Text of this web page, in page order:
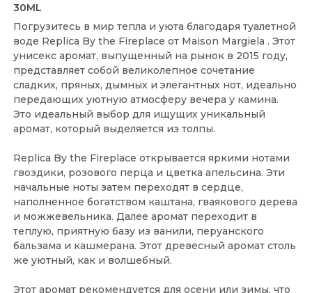
30ML
Погрузитесь в мир тепла и уюта благодаря туалетной
воде Replica By the Fireplace от Maison Margiela . Этот
унисекс аромат, выпущенный на рынок в 2015 году,
представляет собой великолепное сочетание
сладких, пряных, дымных и элегантных нот, идеально
передающих уютную атмосферу вечера у камина.
Это идеальный выбор для ищущих уникальный
аромат, который выделяется из толпы.
Replica By the Fireplace открывается яркими нотами
гвоздики, розового перца и цветка апельсина. Эти
начальные ноты затем переходят в сердце,
наполненное богатством каштана, гваякового дерева
и можжевельника. Далее аромат переходит в
теплую, приятную базу из ванили, перуанского
бальзама и кашмерана. Этот древесный аромат столь
же уютный, как и волшебный.
Этот аромат рекомендуется для осени или зимы, что